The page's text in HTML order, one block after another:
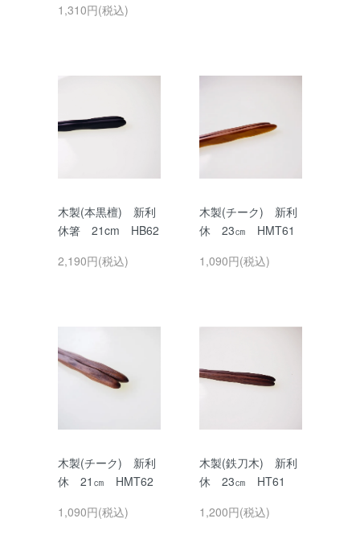
1,310円(税込)
木製(本黒檀) 新利
休箸 21cm HB62
2,190円(税込)
木製(チーク) 新利
休 23㎝ HMT61
1,090円(税込)
木製(チーク) 新利
休 21㎝ HMT62
1,090円(税込)
木製(鉄刀木) 新利
休 23㎝ HT61
1,200円(税込)